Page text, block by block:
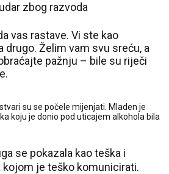
zbog razvoda
vas rastave. Vi ste kao
drugo. Želim vam svu sreću, a
pažnju – bile su riječi
su se počele mijenjati. Mladen je
koju je donio pod uticajem alkohola bila
se pokazala kao teška i
kojom je teško komunicirati.